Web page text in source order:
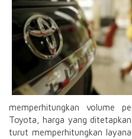
memperhitungkan volume
Toyota, harga yang
turut memperhitungkan